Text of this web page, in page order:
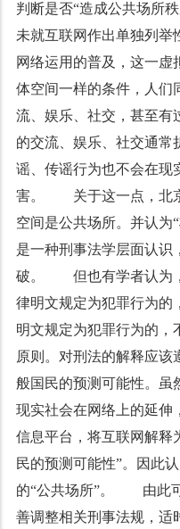
判断是否“造成公共场
未就互联网作出单独列举
网络运用的普及，这一虚
体空间一样的条件，人们
流、娱乐、社交，甚至有
的交流、娱乐、社交通常
谣、传谣行为也不会在现
害。 关于这一点，北京
空间是公共场所。并认为
是一种刑事法学层面认识
破。 但也有学者认为，
律明文规定为犯罪行为的
明文规定为犯罪行为的，
原则。对刑法的解释应该
般国民的预测可能性。虽
现实社会在网络上的延伸
信息平台，将互联网解释
民的预测可能性”。因此
的“公共场所”。 由此可
善调整相关刑事法规，适